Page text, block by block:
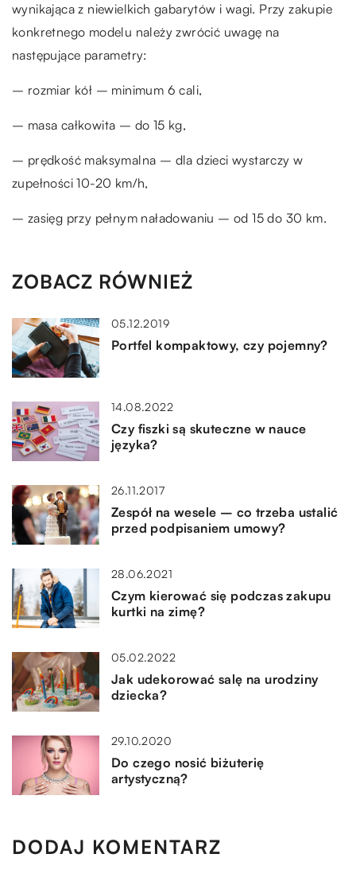
wynikająca z niewielkich gabarytów i wagi. Przy zakupie
konkretnego modelu należy zwrócić uwagę na
następujące parametry:
– rozmiar kół – minimum 6 cali,
– masa całkowita – do 15 kg,
– prędkość maksymalna – dla dzieci wystarczy w
zupełności 10-20 km/h,
– zasięg przy pełnym naładowaniu – od 15 do 30 km.
ZOBACZ RÓWNIEŻ
05.12.2019
Portfel kompaktowy, czy pojemny?
14.08.2022
Czy fiszki są skuteczne w nauce
języka?
26.11.2017
Zespół na wesele – co trzeba ustalić
przed podpisaniem umowy?
28.06.2021
Czym kierować się podczas zakupu
kurtki na zimę?
05.02.2022
Jak udekorować salę na urodziny
dziecka?
29.10.2020
Do czego nosić biżuterię
artystyczną?
DODAJ KOMENTARZ